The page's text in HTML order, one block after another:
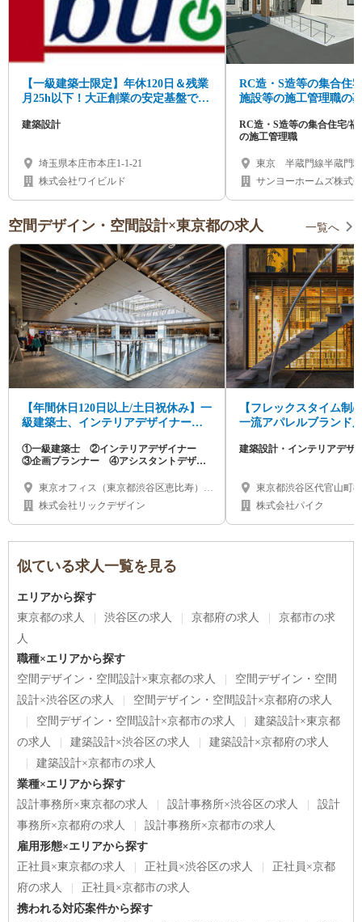
【一級建築士限定】年休120日＆残業
月25h以下！大正創業の安定基盤で、
境。年収500万
建築設計
埼玉県本庄市本庄1-1-21
株式会社ワイビルド
RC造・S造等の集合住
施設等の施工管理職の
RC造・S造等の集合住宅/
の施工管理職
東京 半蔵門線半蔵門
サンヨーホームズ株式
空間デザイン・空間設計×東京都の求人 一覧へ
【年間休日120日以上/土日祝休み】一
級建築士、インテリアデザイナー、
①一級建築士 ②インテリアデザイナー
③企画プランナー ④アシスタントデザイ
東京オフィス（東京都渋谷区恵比寿）／
大阪オフィス（大阪市中央区北浜）
株式会社リックデザイン
【フレックスタイム制/
一流アパレルブランド
デザイナー募集！
建築設計・インテリアデザ
東京都渋谷区代官山町
分恵比寿駅8分）
株式会社パイク
似ている求人一覧を見る
エリアから探す
東京都の求人
渋谷区の求人 京都府の求人
京都市の求
人
職種×エリアから探す
空間デザイン・空間設計×東京都の求人
空間デザイン・空間
設計×渋谷区の求人
空間デザイン・空間設計×京都府の求人
空間デザイン・空間設計×京都市の求人
建築設計×東京都
の求人
建築設計×渋谷区の求人
建築設計×京都府の求人
建築設計×京都市の求人
業種×エリアから探す
設計事務所×東京都の求人
設計事務所×渋谷区の求人
設計
事務所×京都府の求人
設計事務所×京都市の求人
雇用形態×エリアから探す
正社員×東京都の求人
正社員×渋谷区の求人
正社員×京都
府の求人
正社員×京都市の求人
携われる対応案件から探す